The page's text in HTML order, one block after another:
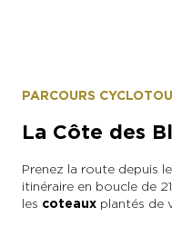
PARCOURS
La Côte des
Prenez la route depuis
itinéraire en boucle de
les coteaux plantés de